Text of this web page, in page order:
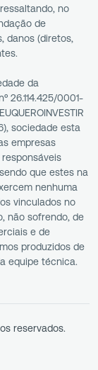
no
de
danos (diretos,
da
26.114.425/0001-
sociedade esta
empresas
que estes na
nenhuma
vinculados no
não sofrendo, de
e de
produzidos de
equipe técnica.
reservados.